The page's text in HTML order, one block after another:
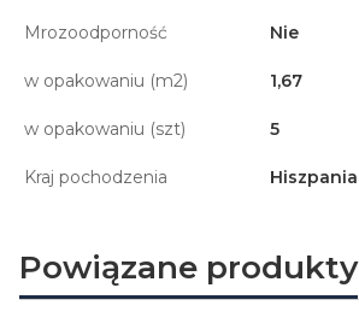
Mrozoodporność Nie
w opakowaniu (m2) 1,67
w opakowaniu (szt) 5
Kraj pochodzenia Hiszpania
Powiązane produkty